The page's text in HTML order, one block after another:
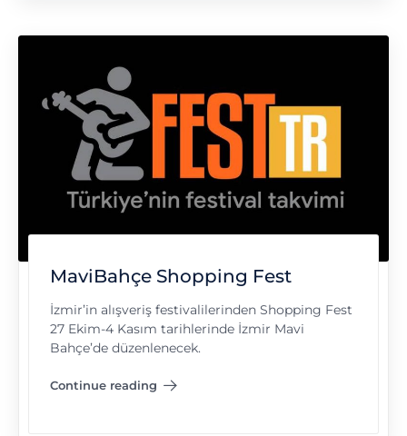
MaviBahçe Shopping Fest
İzmir’in alışveriş festivalilerinden Shopping Fest
27 Ekim-4 Kasım tarihlerinde İzmir Mavi
Bahçe’de düzenlenecek.
Continue reading
"MaviBahçe Shopping Fest"